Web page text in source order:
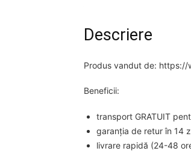
Descriere
Produs vandut de: https://
Beneficii:
transport GRATUIT
garanția de retur în 14
livrare rapidă (24-48